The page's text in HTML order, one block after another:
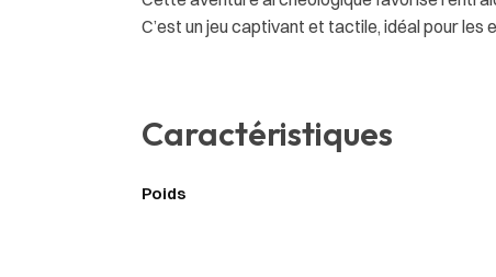
C’est un jeu captivant et tactile, idéal pour les
Caractéristiques
Poids